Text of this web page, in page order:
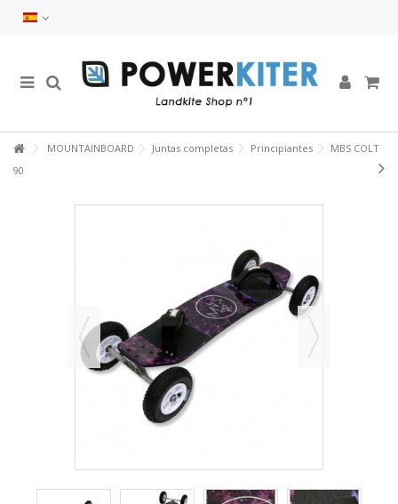
MOUNTAINBOARD Juntas completas Principiantes
MBS COLT
90